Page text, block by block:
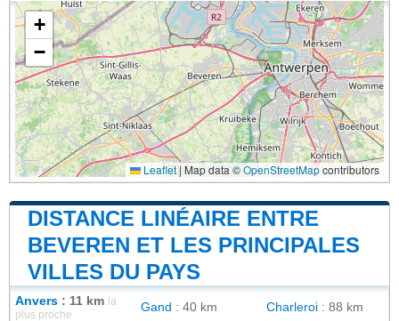
+
−
Leaflet|Map data ©OpenStreetMapcontributors
DISTANCE LINÉAIRE ENTRE
BEVEREN ET LES PRINCIPALES
VILLES DU PAYS
Anvers : 11 km
la
plus proche
Gand : 40 km Charleroi : 88 km